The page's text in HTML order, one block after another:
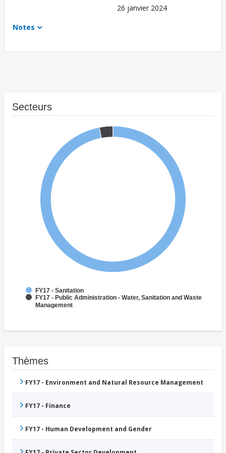
26 janvier 2024
Notes
Secteurs
FY17 - Sanitation
FY17 - Public Administration - Water, Sanitation and Waste
Management
Thèmes
FY17 - Environment and Natural Resource Management
FY17 - Finance
FY17 - Human Development and Gender